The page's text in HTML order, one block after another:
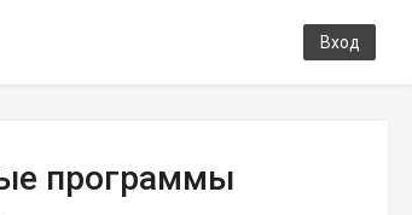
Вход
программы